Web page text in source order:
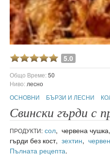
5.0
Общо Време:50
Ниво: лесно
ОСНОВНИ
БЪРЗИ И ЛЕСНИ
Свински гърди с
ПРОДУКТИ: сол, червена чушка,
гърди без кост, зехтин,
Пълната рецепта.